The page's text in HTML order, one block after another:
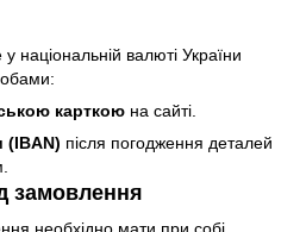
валюті України
карткою на сайті.
(IBAN) після погодження деталей
замовлення